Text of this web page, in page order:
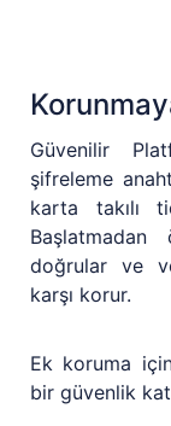
Güvenilir
şifreleme
karta takılı
Başlatmadan
doğrular ve
karşı korur.
Ek koruma
bir güvenlik